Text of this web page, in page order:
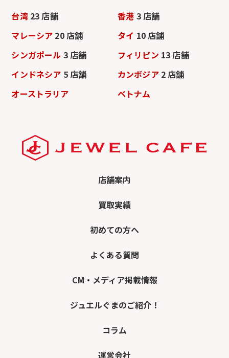
台湾 23 店舗 香港 3 店舗
マレーシア 20 店舗 タイ 10 店舗
シンガポール 3 店舗 フィリピン 13 店舗
インドネシア 5 店舗 カンボジア 2 店舗
オーストラリア
ベトナム
店舗案内
買取実績
初めての方へ
よくある質問
CM・メディア掲載情報
ジュエルぐまのご紹介！
コラム
運営会社